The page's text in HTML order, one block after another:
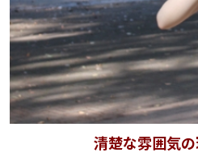
清楚な雰囲気